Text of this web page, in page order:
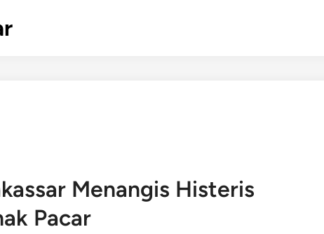
Menangis Histeris
Pacar